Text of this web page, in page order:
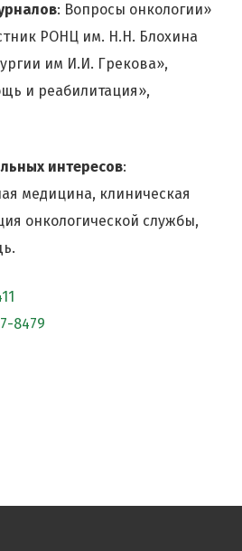
: Вопросы онкологии»
РОНЦ им. Н.Н. Блохина
им И.И. Грекова»,
и реабилитация»,
интересов:
медицина, клиническая
онкологической службы,
8479